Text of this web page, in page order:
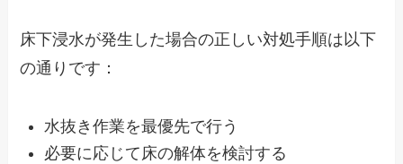
床下浸水が発生した場合の正しい対処手順は以下
の通りです：
水抜き作業を最優先で行う
必要に応じて床の解体を検討する